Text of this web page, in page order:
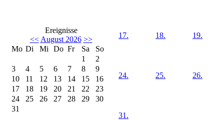
Ereignisse
<< August 2026 >>
Mo Di Mi Do Fr Sa
So
1
2
3
4 5 6 7 8
9
10
11 12 13 14 15
16
17
18 19 20 21 22
23
24
25 26 27 28 29
30
31
17. 18. 19.
24. 25. 26.
31.